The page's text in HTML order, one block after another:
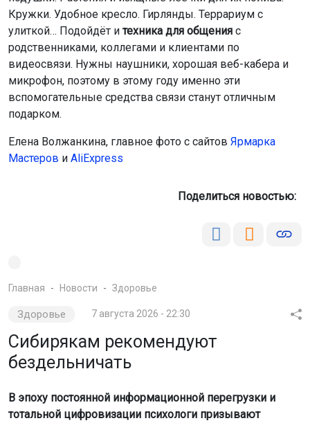
Кружки. Удобное кресло. Гирлянды. Террариум с
улиткой… Подойдёт и техника для общения с
родственниками, коллегами и клиентами по
видеосвязи. Нужны наушники, хорошая веб-кабера и
микрофон, поэтому в этому году именно эти
вспомогательные средства связи станут отличным
подарком.
Елена Волжанкина, главное фото с сайтов Ярмарка
Мастеров и AliExpress
Поделиться новостью:
Главная Новости Здоровье
Здоровье 7 августа 2026 - 22:30
Сибирякам рекомендуют
бездельничать
В эпоху постоянной информационной перегрузки и
тотальной цифровизации психологи призывают